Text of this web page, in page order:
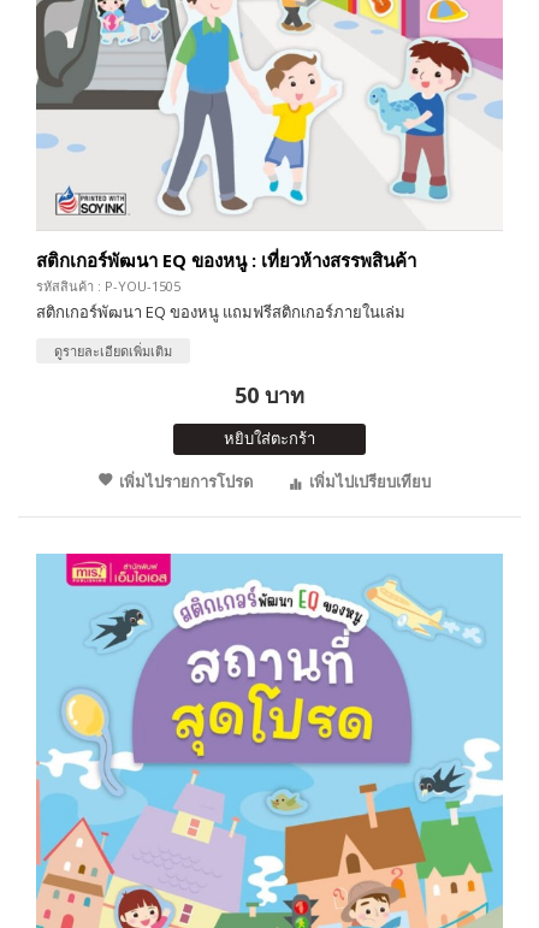
สติกเกอร์พัฒนา EQ ของหนู : เที่ยวห้างสรรพสินค้า
รหัสสินค้า : P-YOU-1505
สติกเกอร์พัฒนา EQ ของหนู แถมฟรีสติกเกอร์ภายในเล่ม
ดูรายละเอียดเพิ่มเติม
50 บาท
หยิบใส่ตะกร้า
เพิ่มไปรายการโปรด
เพิ่มไปเปรียบเทียบ